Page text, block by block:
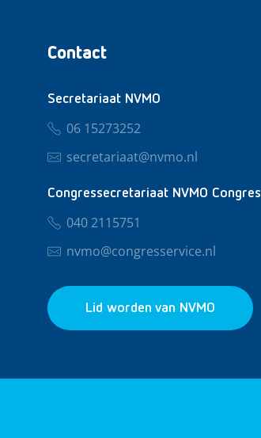
Contact
Secretariaat NVMO
06 15273252
secretariaat@nvmo.nl
Congressecretariaat NVMO Congres
040 2115751
nvmo@congresservice.nl
Lid worden van NVMO